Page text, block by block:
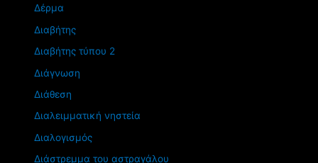
Δέρμα
Διαβήτης
Διαβήτης τύπου 2
Διάγνωση
Διάθεση
Διαλειμματική νηστεία
Διαλογισμός
Διάστρεμμα του αστραγάλου